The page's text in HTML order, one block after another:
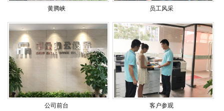
黄腾峡 员工风采
公司前台 客户参观